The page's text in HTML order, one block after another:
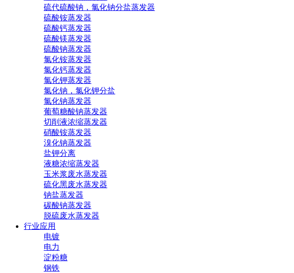
硫代硫酸钠，氯化钠分盐蒸发器
硫酸铵蒸发器
硫酸钙蒸发器
硫酸镁蒸发器
硫酸钠蒸发器
氯化铵蒸发器
氯化钙蒸发器
氯化钾蒸发器
氯化钠，氯化钾分盐
氯化钠蒸发器
葡萄糖酸钠蒸发器
切削液浓缩蒸发器
硝酸铵蒸发器
溴化钠蒸发器
盐钾分离
液糖浓缩蒸发器
玉米浆废水蒸发器
硫化黑废水蒸发器
钠盐蒸发器
碳酸钠蒸发器
脱硫废水蒸发器
行业应用
电镀
电力
淀粉糖
钢铁